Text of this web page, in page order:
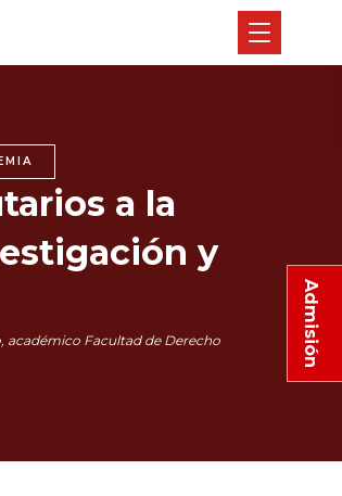
Admisión
a la
y
académico Facultad de Derecho